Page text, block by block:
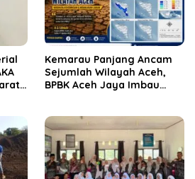
Kemarau Panjang Ancam
Sejumlah Wilayah Aceh,
BPBK Aceh Jaya Imbau